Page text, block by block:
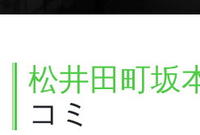
松井田町坂
コミ